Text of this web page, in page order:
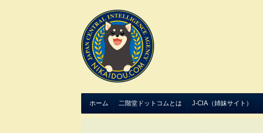
ホーム 二階堂ドットコムとは J-CIA（姉妹サイト）